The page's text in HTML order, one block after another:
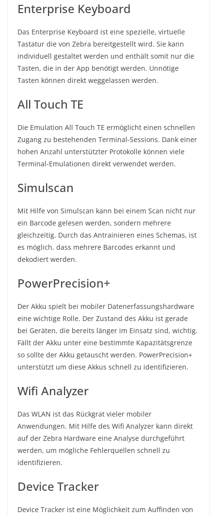
Enterprise Keyboard
Das Enterprise Keyboard ist eine spezielle, virtuelle
Tastatur die von Zebra bereitgestellt wird. Sie kann
individuell gestaltet werden und enthält somit nur die
Tasten, die in der App benötigt werden. Unnötige
Tasten können direkt weggelassen werden.
All Touch TE
Die Emulation All Touch TE ermöglicht einen schnellen
Zugang zu bestehenden Terminal-Sessions. Dank einer
hohen Anzahl unterstützter Protokolle können viele
Terminal-Emulationen direkt verwendet werden.
Simulscan
Mit Hilfe von Simulscan kann bei einem Scan nicht nur
ein Barcode gelesen werden, sondern mehrere
gleichzeitig. Durch das Antrainieren eines Schemas, ist
es möglich, dass mehrere Barcodes erkannt und
dekodiert werden.
PowerPrecision+
Der Akku spielt bei mobiler Datenerfassungshardware
eine wichtige Rolle. Der Zustand des Akku ist gerade
bei Geräten, die bereits länger im Einsatz sind, wichtig.
Fällt der Akku unter eine bestimmte Kapazitätsgrenze
so sollte der Akku getauscht werden. PowerPrecision+
unterstützt um diese Akkus schnell zu identifizieren.
Wifi Analyzer
Das WLAN ist das Rückgrat vieler mobiler
Anwendungen. Mit Hilfe des Wifi Analyzer kann direkt
auf der Zebra Hardware eine Analyse durchgeführt
werden, um mögliche Fehlerquellen schnell zu
identifizieren.
Device Tracker
Device Tracker ist eine Möglichkeit zum Auffinden von